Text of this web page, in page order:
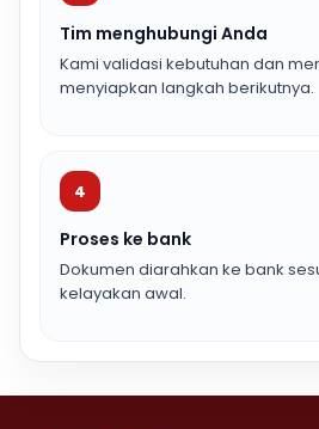
Tim menghubungi Anda
Kami validasi kebutuhan dan
menyiapkan langkah berikutnya.
4
Proses ke bank
Dokumen diarahkan ke bank
kelayakan awal.